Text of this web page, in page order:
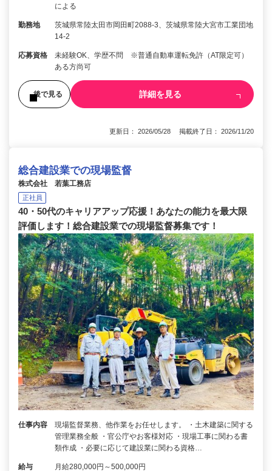
による
勤務地
茨城県常陸太田市岡田町2088-3、茨城県常陸大宮市工業団地
14-2
応募資格
未経験OK、学歴不問 ※普通自動車運転免許（AT限定可）
ある方尚可
後で見る 詳細を見る
更新日： 2026/05/28 掲載終了日： 2026/11/20
総合建設業での現場監督
株式会社 若葉工務店
正社員
40・50代のキャリアアップ応援！あなたの能力を最大限
評価します！総合建設業での現場監督募集です！
仕事内容
現場監督業務、他作業をお任せします。 ・土木建築に関する
管理業務全般 ・官公庁やお客様対応 ・現場工事に関わる書
類作成 ・必要に応じて建設業に関わる資格…
給与 月給280,000円～500,000円